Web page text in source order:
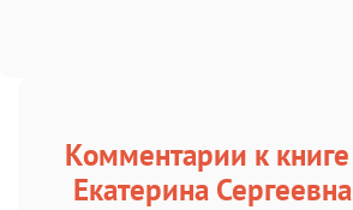
Комментарии к
Екатерина